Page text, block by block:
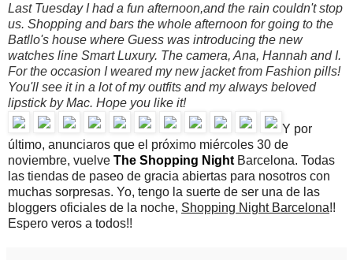
Last Tuesday I had a fun afternoon,and the rain couldn't stop
us. Shopping and bars the whole afternoon for going to the
Batllo's house where Guess was introducing the new
watches line Smart Luxury. The camera, Ana, Hannah and I.
For the occasion I weared my new jacket from Fashion pills!
You'll see it in a lot of my outfits and my always beloved
lipstick by Mac. Hope you like it!
Y por
último, anunciaros que el próximo miércoles 30 de
noviembre, vuelve The Shopping Night Barcelona. Todas
las tiendas de paseo de gracia abiertas para nosotros con
muchas sorpresas. Yo, tengo la suerte de ser una de las
bloggers oficiales de la noche, Shopping Night Barcelona!!
Espero veros a todos!!